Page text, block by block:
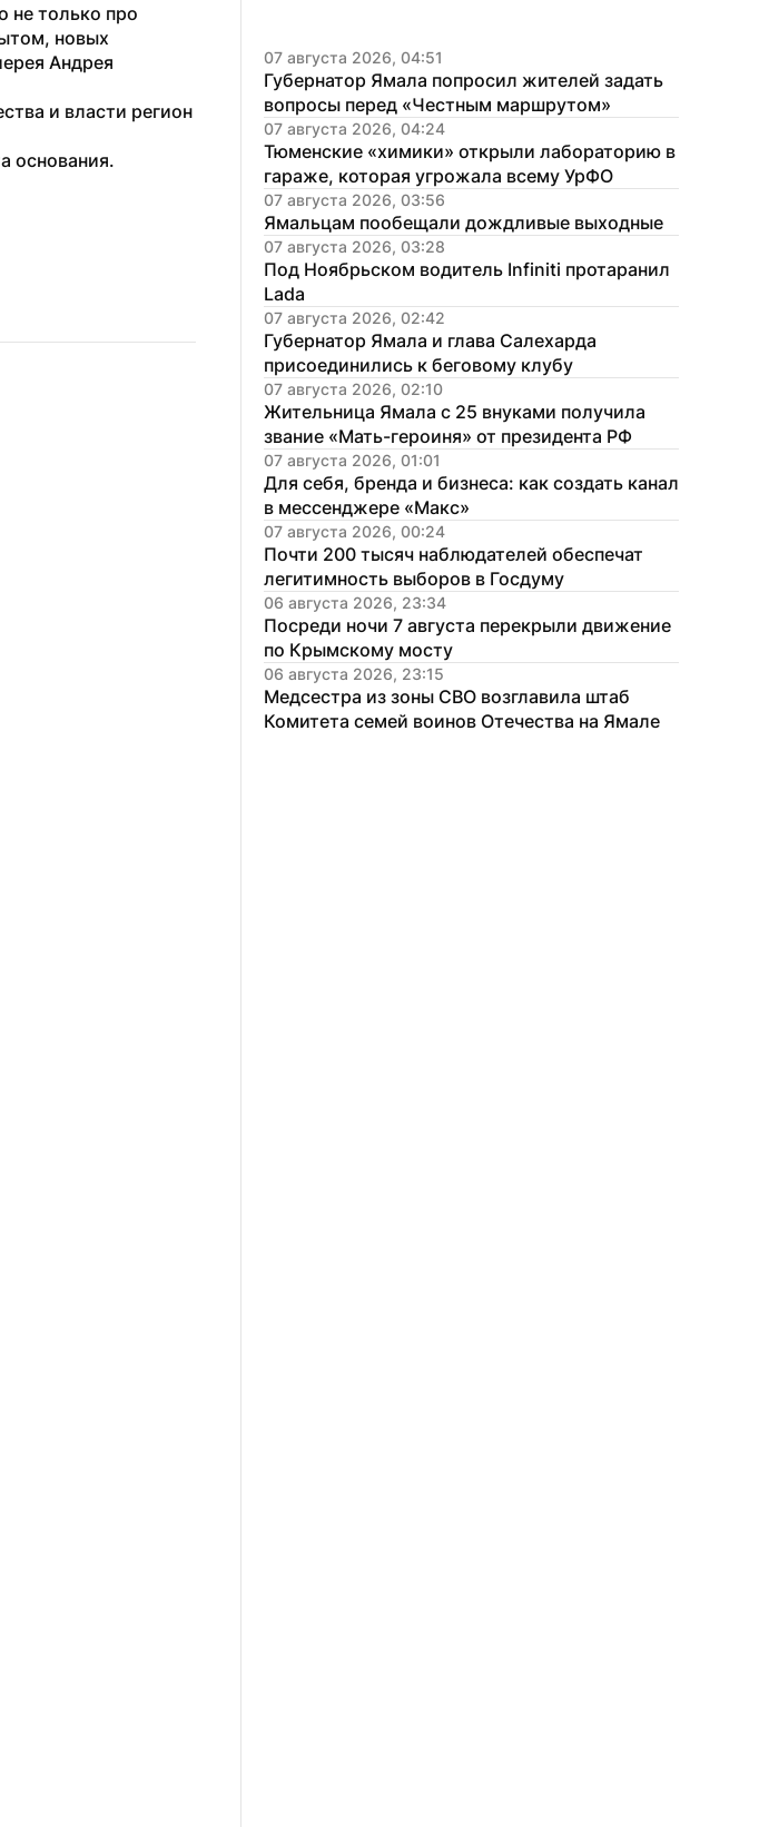
не только про
новых
Андрея
и власти регион
основания.
07 августа 2026, 04:51
Губернатор Ямала попросил жителей задать
вопросы перед «Честным маршрутом»
07 августа 2026, 04:24
Тюменские «химики» открыли лабораторию в
гараже, которая угрожала всему УрФО
07 августа 2026, 03:56
Ямальцам пообещали дождливые выходные
07 августа 2026, 03:28
Под Ноябрьском водитель Infiniti протаранил
Lada
07 августа 2026, 02:42
Губернатор Ямала и глава Салехарда
присоединились к беговому клубу
07 августа 2026, 02:10
Жительница Ямала с 25 внуками получила
звание «Мать-героиня» от президента РФ
07 августа 2026, 01:01
Для себя, бренда и бизнеса: как создать канал
в мессенджере «Макс»
07 августа 2026, 00:24
Почти 200 тысяч наблюдателей обеспечат
легитимность выборов в Госдуму
06 августа 2026, 23:34
Посреди ночи 7 августа перекрыли движение
по Крымскому мосту
06 августа 2026, 23:15
Медсестра из зоны СВО возглавила штаб
Комитета семей воинов Отечества на Ямале